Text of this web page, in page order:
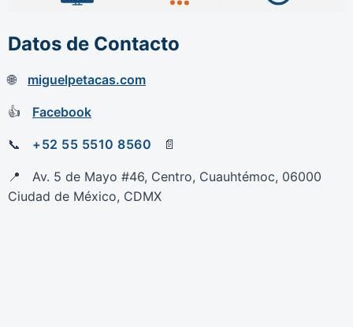
Datos de Contacto
miguelpetacas.com
Facebook
+52 55 5510 8560
Av. 5 de Mayo #46, Centro, Cuauhtémoc, 06000
Ciudad de México, CDMX